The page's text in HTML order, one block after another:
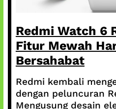
Redmi Watch 6
Fitur Mewah
Bersahabat
Redmi kembali
dengan peluncuran
Mengusung desain